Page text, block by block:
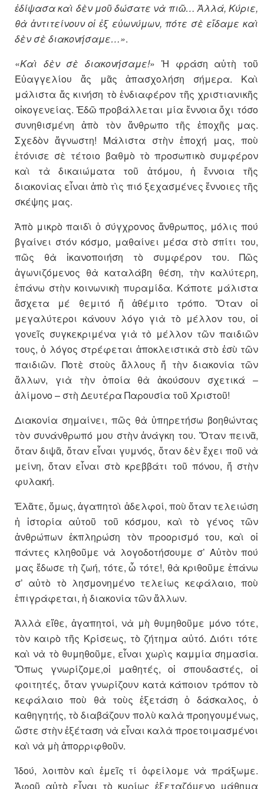
ἐδίψασα καὶ δὲν μοῦ δώσατε νὰ πιῶ… Ἀλλά, Κύριε,
θὰ ἀντιτείνουν οἱ ἐξ εὐωνύμων, πότε σὲ εἴδαμε καὶ
δὲν σὲ διακονήσαμε…».
«Καὶ δὲν σὲ διακονήσαμε!» Ἡ φράση αὐτὴ τοῦ
Εὐαγγελίου ἄς μᾶς ἀπασχολήση σήμερα. Καὶ
μάλιστα ἄς κινήση τὸ ἐνδιαφέρον τῆς χριστιανικῆς
οἰκογενείας. Ἐδῶ προβάλλεται μία ἔννοια ὄχι τόσο
συνηθισμένη ἀπὸ τὸν ἄνθρωπο τῆς ἐποχῆς μας.
Σχεδὸν ἄγνωστη! Μάλιστα στὴν ἐποχή μας, ποὺ
ἐτόνισε σὲ τέτοιο βαθμὸ τὸ προσωπικὸ συμφέρον
καὶ τὰ δικαιώματα τοῦ ἀτόμου, ἡ ἔννοια τῆς
διακονίας εἶναι ἀπὸ τὶς πιό ξεχασμένες ἔννοιες τῆς
σκέψης μας.
Ἀπὸ μικρὸ παιδὶ ὁ σύγχρονος ἄνθρωπος, μόλις πού
βγαίνει στόν κόσμο, μαθαίνει μέσα στὸ σπίτι του,
πῶς θὰ ἱκανοποιήση τὸ συμφέρον του. Πῶς
ἀγωνιζόμενος θὰ καταλάβη θέση, τὴν καλύτερη,
ἐπάνω στὴν κοινωνικὴ πυραμίδα. Κάποτε μάλιστα
ἄσχετα μέ θεμιτό ἤ ἀθέμιτο τρόπο. Ὅταν οἱ
μεγαλύτεροι κάνουν λόγο γιὰ τὸ μέλλον του, οἱ
γονεῖς συγκεκριμένα γιὰ τὸ μέλλον τῶν παιδιῶν
τους, ὁ λόγος στρέφεται ἀποκλειστικὰ στὸ ἐσὺ τῶν
παιδιῶν. Ποτὲ στοὺς ἄλλους ἤ τὴν διακονία τῶν
ἄλλων, γιὰ τὴν ὁποία θὰ ἀκούσουν σχετικά –
ἀλίμονο – στὴ Δευτέρα Παρουσία τοῦ Χριστοῦ!
Διακονία σημαίνει, πῶς θὰ ὑπηρετήσω βοηθώντας
τὸν συνάνθρωπό μου στὴν ἀνάγκη του. Ὅταν πεινᾶ,
ὅταν διψᾶ, ὅταν εἶναι γυμνός, ὅταν δὲν ἔχει ποῦ νὰ
μείνη, ὅταν εἶναι στὸ κρεββάτι τοῦ πόνου, ἤ στὴν
φυλακή.
Ἐλᾶτε, ὅμως, ἀγαπητοὶ ἀδελφοί, ποὺ ὅταν τελειώση
ἡ ἱστορία αὐτοῦ τοῦ κόσμου, καὶ τὸ γένος τῶν
ἀνθρώπων ἐκπληρώση τὸν προορισμό του, καὶ οἱ
πάντες κληθοῦμε νὰ λογοδοτήσουμε σ’ Αὐτὸν πού
μας ἔδωσε τὴ ζωή, τότε, ὦ τότε!, θὰ κριθοῦμε ἐπάνω
σ’ αὐτὸ τὸ λησμονημένο τελείως κεφάλαιο, ποὺ
ἐπιγράφεται, ἡ διακονία τῶν ἄλλων.
Ἀλλὰ εἴθε, ἀγαπητοί, νὰ μὴ θυμηθοῦμε μόνο τότε,
τὸν καιρὸ τῆς Κρίσεως, τὸ ζήτημα αὐτό. Διότι τότε
καὶ νὰ τὸ θυμηθοῦμε, εἶναι χωρὶς καμμία σημασία.
Ὅπως γνωρίζομε,οἱ μαθητές, οἱ σπουδαστές, οἱ
φοιτητές, ὅταν γνωρίζουν κατὰ κάποιον τρόπον τὸ
κεφάλαιο ποὺ θὰ τοὺς ἐξετάση ὁ δάσκαλος, ὁ
καθηγητής, τὸ διαβάζουν πολὺ καλὰ προηγουμένως,
ὥστε στὴν ἐξέταση νὰ εἶναι καλὰ προετοιμασμένοι
καὶ νὰ μὴ ἀπορριφθοῦν.
Ἰδού, λοιπὸν καὶ ἐμεῖς τί ὀφείλομε νὰ πράξωμε.
Ἀφοῦ αὐτὸ εἶναι τὸ κυρίως ἐξεταζόμενο μάθημα